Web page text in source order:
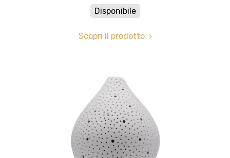
Disponibile
Scopri il prodotto